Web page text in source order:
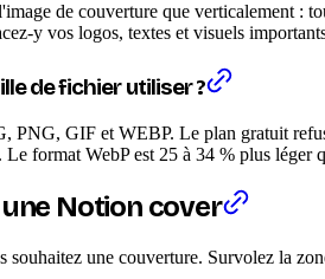
de couverture que verticalement :
y vos logos, textes et visuels
de fichier utiliser ?
PNG, GIF et WEBP. Le plan gratuit
Le format WebP est 25 à 34 % plus
Notion cover
une couverture. Survolez la